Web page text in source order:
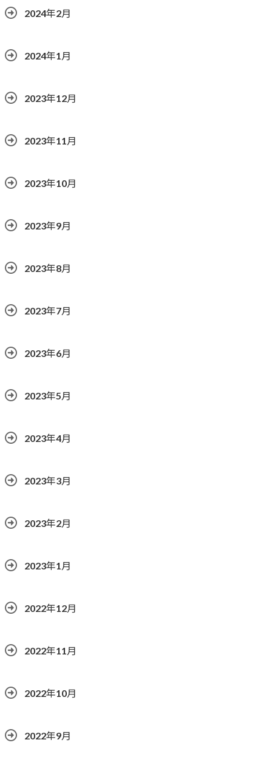
2024年2月
2024年1月
2023年12月
2023年11月
2023年10月
2023年9月
2023年8月
2023年7月
2023年6月
2023年5月
2023年4月
2023年3月
2023年2月
2023年1月
2022年12月
2022年11月
2022年10月
2022年9月